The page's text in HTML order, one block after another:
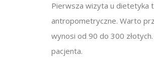
Pierwsza wizyta u dietetyka
antropometryczne. Warto
wynosi od 90 do 300
pacjenta.